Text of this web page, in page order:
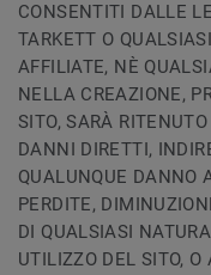
CONSENTITI DALLE
TARKETT O
AFFILIATE, NÈ
NELLA CREAZIONE,
SITO, SARÀ
DANNI DIRETTI,
QUALUNQUE DANNO
PERDITE,
DI QUALSIASI
UTILIZZO DEL SITO, O